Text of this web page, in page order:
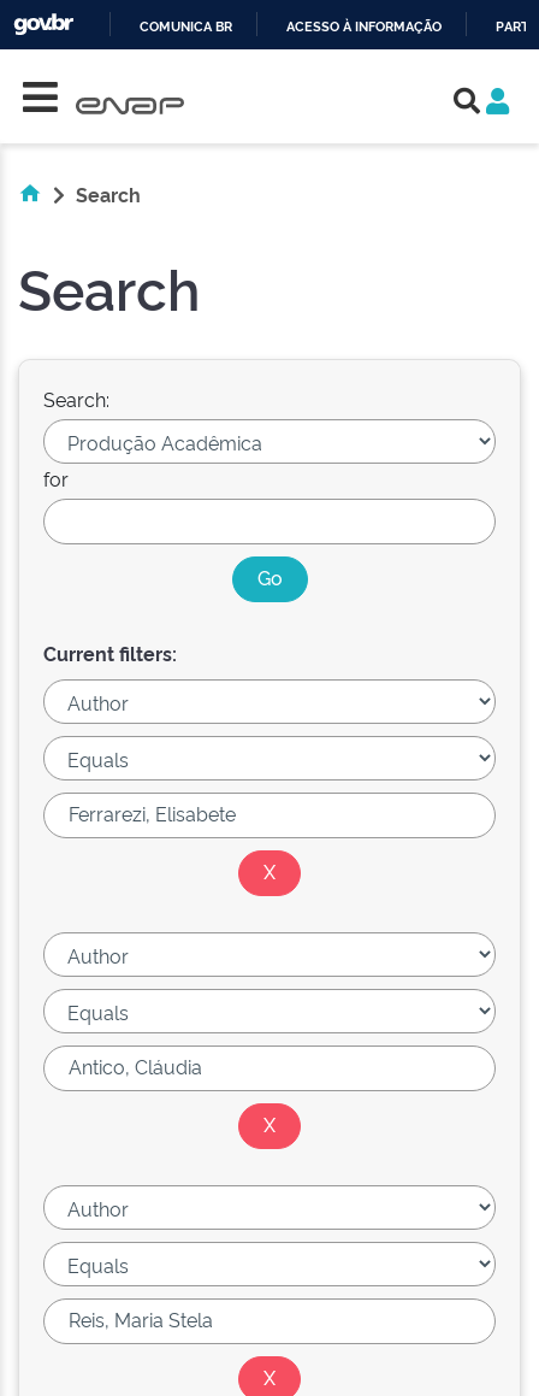
COMUNICA BR ACESSO À INFORMAÇÃO
Search
Search
Search:
for
Current filters: